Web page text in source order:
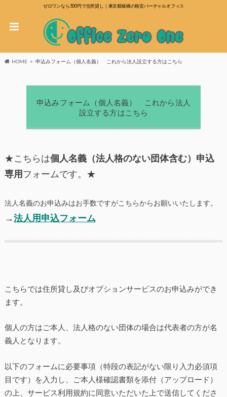
ゼロワンなら500円で住所貸し｜東京都板橋の格安バーチャルオフィス
HOME 申込みフォーム（個人名義） これから法人設立する方はこちら
申込みフォーム（個人名義） これから法人
設立する方はこちら
★こちらは個人名義（法人格のない団体含む）申込
専用フォームです。★
法人名義のお申込みはお手数ですがこちらからお願いいたします。
→法人用申込フォーム
こちらでは住所貸し及びオプションサービスのお申込みができ
ます。
個人の方はご本人、法人格のない団体の場合は代表者の方が名
義人となります。
以下のフォームに必要事項（特段の表記がない限り入力必須項
目です）を入力し、ご本人様確認書類を添付（アップロード）
の上、サービス利用規約に同意いただいた上で送信してくださ